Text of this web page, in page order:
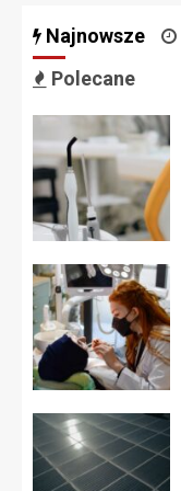
Najnowsze
Polecane